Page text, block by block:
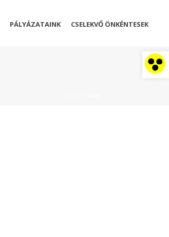
Eszköztár megnyitása
PÁLYÁZATAINK CSELEKVŐ ÖNKÉNTESEK